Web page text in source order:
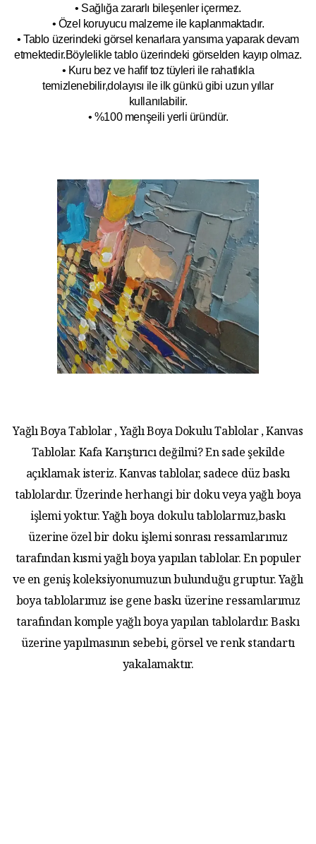
• Sağlığa zararlı bileşenler içermez.
• Özel koruyucu malzeme ile kaplanmaktadır.
• Tablo üzerindeki görsel kenarlara yansıma yaparak devam
etmektedir.Böylelikle tablo üzerindeki görselden kayıp olmaz.
• Kuru bez ve hafif toz tüyleri ile rahatlıkla
temizlenebilir,dolayısı ile ilkgünkü gibi uzun yıllar
kullanılabilir.
• %100 menşeili yerli üründür.
Yağlı Boya Tablolar , Yağlı Boya Dokulu Tablolar , Kanvas
Tablolar. Kafa Karıştırıcı değilmi? En sade şekilde
açıklamak isteriz. Kanvas tablolar, sadece düz baskı
tablolardır. Üzerinde herhangi bir doku veya yağlı boya
işlemi yoktur. Yağlı boya dokulu tablolarmız,baskı
üzerine özel bir doku işlemi sonrası ressamlarımız
tarafından kısmi yağlı boya yapılan tablolar. En populer
ve en geniş koleksiyonumuzun bulunduğu gruptur. Yağlı
boya tablolarımız ise gene baskı üzerine ressamlarımız
tarafından komple yağlı boya yapılan tablolardır. Baskı
üzerine yapılmasının sebebi, görsel ve renk standartı
yakalamaktır.